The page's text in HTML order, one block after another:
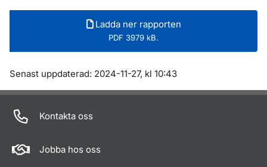
Ladda ner rapporten
PDF 3979 kB.
Om sidan
Senast uppdaterad: 2024-11-27, kl 10:43
Kontakta oss
Jobba hos oss